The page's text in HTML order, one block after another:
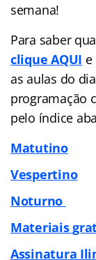
semana!
Para saber
clique AQUI
as aulas do
programação
pelo índice
Matutino
Vespertino
Noturno
Materiais
Assinatura